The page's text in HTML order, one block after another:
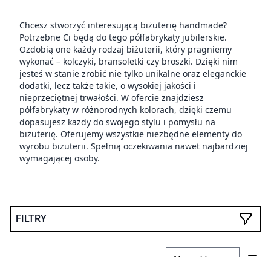
Chcesz stworzyć interesującą biżuterię handmade?
Potrzebne Ci będą do tego półfabrykaty jubilerskie.
Ozdobią one każdy rodzaj biżuterii, który pragniemy
wykonać – kolczyki, bransoletki czy broszki. Dzięki nim
jesteś w stanie zrobić nie tylko unikalne oraz eleganckie
dodatki, lecz także takie, o wysokiej jakości i
nieprzeciętnej trwałości. W ofercie znajdziesz
półfabrykaty w różnorodnych kolorach, dzięki czemu
dopasujesz każdy do swojego stylu i pomysłu na
biżuterię. Oferujemy wszystkie niezbędne elementy do
wyrobu biżuterii. Spełnią oczekiwania nawet najbardziej
wymagającej osoby.
FILTRY